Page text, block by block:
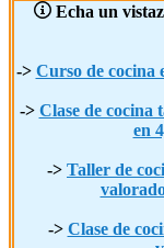
Echa un
-> Curso de cocina
-> Clase de cocina
en
-> Taller de
-> Clase de